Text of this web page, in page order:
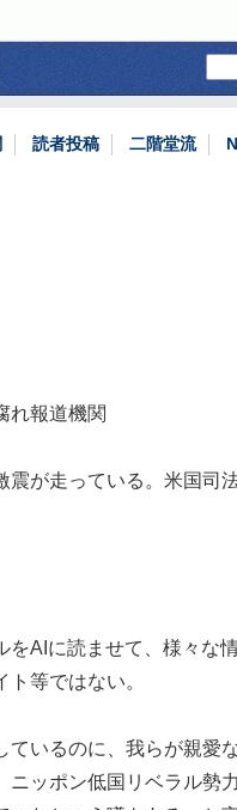
読者投稿 二階堂流
れ報道機関
が走っている。米国司
AIに読ませて、様々な
等ではない。
いるのに、我らが親愛
ッポン低国リベラル勢